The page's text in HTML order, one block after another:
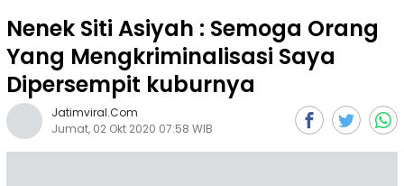
Nenek Siti Asiyah : Semoga Orang
Yang Mengkriminalisasi Saya
Dipersempit kuburnya
Jatimviral.com
Jumat, 02 Okt 2020 07:58 WIB